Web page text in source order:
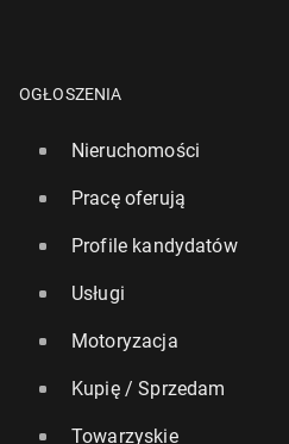
OGŁOSZENIA
Nieruchomości
Pracę oferują
Profile kandydatów
Usługi
Motoryzacja
Kupię / Sprzedam
Towarzyskie